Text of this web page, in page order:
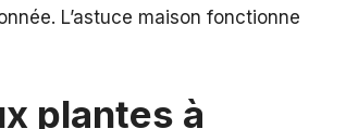
L’astuce maison fonctionne
plantes à